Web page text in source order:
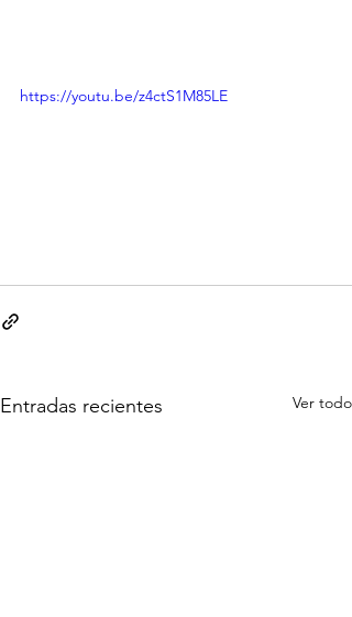
https://youtu.be/z4ctS1M85LE
Entradas recientes Ver todo